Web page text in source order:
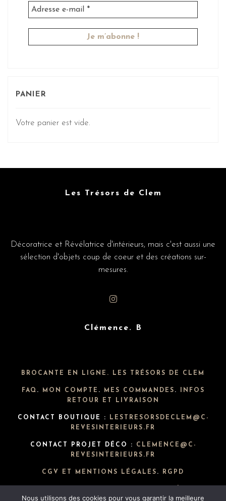
PANIER
Votre panier est vide.
Les Trésors de Clem
Décoratrice et Révélatrice d'intérieurs, mais c'est aussi une
sélection d'objets coup de coeur et des créations sur-
mesures.
Clémence. B
BROCANTE EN LIGNE. LES TRÉSORS DE CLEM
FAQ . MON COMPTE . MES COMMANDES .
INFOS
RETOUR ET LIVRAISON
CONTACT BOUTIQUE :
LESTRESORSDECLEM@C-
REVESINTERIEURS.FR
CONTACT PROJET DÉCO :
CLEMENCE@C-
REVESINTERIEURS.FR
CGV ET MENTIONS LÉGALES . RGPD
Nous utilisons des cookies pour vous garantir la meilleure